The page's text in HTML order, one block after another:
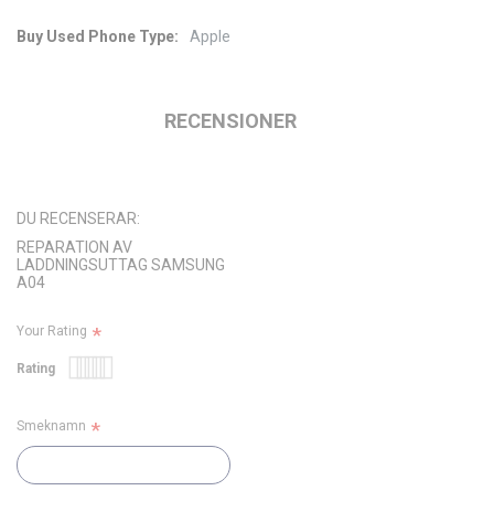
Mer
Apple
RECENSIONER
DU RECENSERAR:
REPARATION AV
LADDNINGSUTTAG SAMSUNG
A04
Your Rating
Rating
star
stars
stars
stars
stars
Smeknamn